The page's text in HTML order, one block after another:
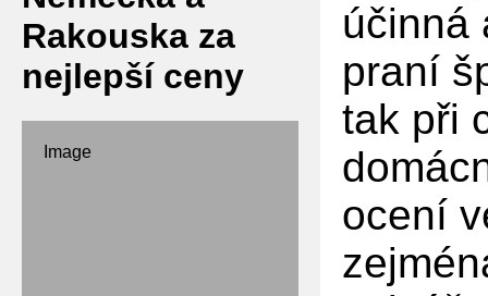
Rakouska za
nejlepší ceny
Image
účinná
praní
tak při
ocení